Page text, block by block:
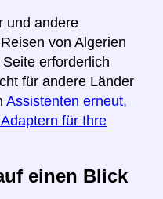
und andere
von Algerien
erforderlich
für andere Länder
Assistenten erneut,
für Ihre
einen Blick